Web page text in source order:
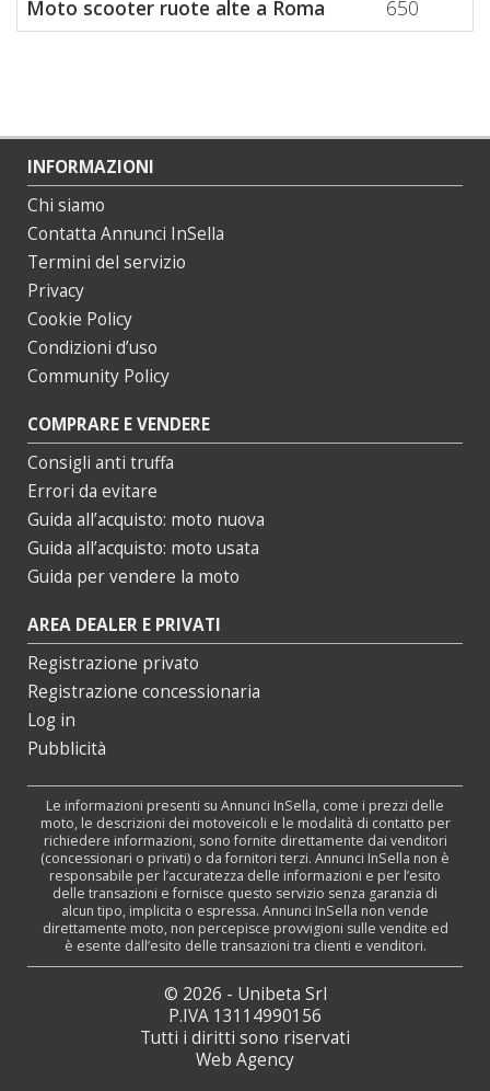
Moto scooter ruote alte a Roma
650
INFORMAZIONI
Chi siamo
Contatta Annunci InSella
Termini del servizio
Privacy
Cookie Policy
Condizioni d’uso
Community Policy
COMPRARE E VENDERE
Consigli anti truffa
Errori da evitare
Guida all’acquisto: moto nuova
Guida all’acquisto: moto usata
Guida per vendere la moto
AREA DEALER E PRIVATI
Registrazione privato
Registrazione concessionaria
Log in
Pubblicità
Le informazioni presenti su Annunci InSella, come i prezzi delle
moto, le descrizioni dei motoveicoli e le modalità di contatto per
richiedere informazioni, sono fornite direttamente dai venditori
(concessionari o privati) o da fornitori terzi. Annunci InSella non è
responsabile per l’accuratezza delle informazioni e per l’esito
delle transazioni e fornisce questo servizio senza garanzia di
alcun tipo, implicita o espressa. Annunci InSella non vende
direttamente moto, non percepisce provvigioni sulle vendite ed
è esente dall’esito delle transazioni tra clienti e venditori.
© 2026 - Unibeta Srl
P.IVA 13114990156
Tutti i diritti sono riservati
Web Agency